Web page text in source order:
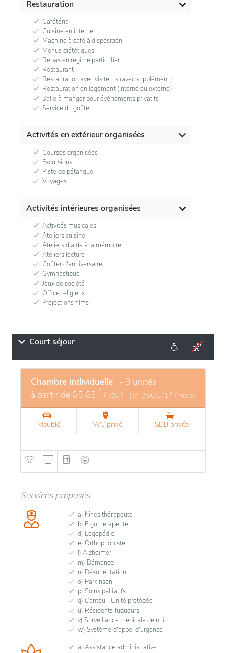
Restauration
Cafétéria
Cuisine en interne
Machine à café à disposition
Menus diététiques
Repas en régime particulier
Restaurant
Restauration avec visiteurs (avec supplément)
Restauration en logement (interne ou externe)
Salle à manger pour événements privatifs
Service du goûter
Activités en extérieur organisées
Courses organisées
Excursions
Piste de pétanque
Voyages
Activités intérieures organisées
Activités musicales
Ateliers cuisine
Ateliers d'aide à la mémoire
Ateliers lecture
Goûter d'anniversaire
Gymnastique
Jeux de société
Office religieux
Projections films
Court séjour
Chambre individuelle - 9 unités
à partir de 65,63 € / jour (+/- 2.001,71 € / mois)
Meublé WC privé SDB privée
Services proposés
a) Kinésithérapeute
b) Ergothérapeute
d) Logopédie
e) Orthophoniste
l) Alzheimer
m) Démence
n) Désorientation
o) Parkinson
p) Soins palliatifs
q) Cantou - Unité protégée
u) Résidents fugueurs
v) Surveillance médicale de nuit
w) Système d'appel d'urgence
a) Assistance administrative